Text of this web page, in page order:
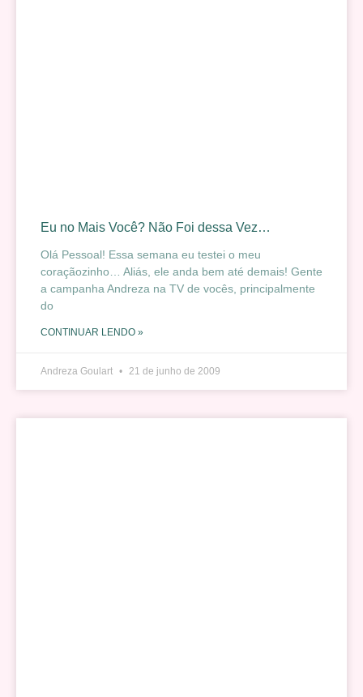
Eu no Mais Você? Não Foi dessa Vez…
Olá Pessoal! Essa semana eu testei o meu
coraçãozinho… Aliás, ele anda bem até demais! Gente
a campanha Andreza na TV de vocês, principalmente
do
CONTINUAR LENDO »
Andreza Goulart 21 de junho de 2009